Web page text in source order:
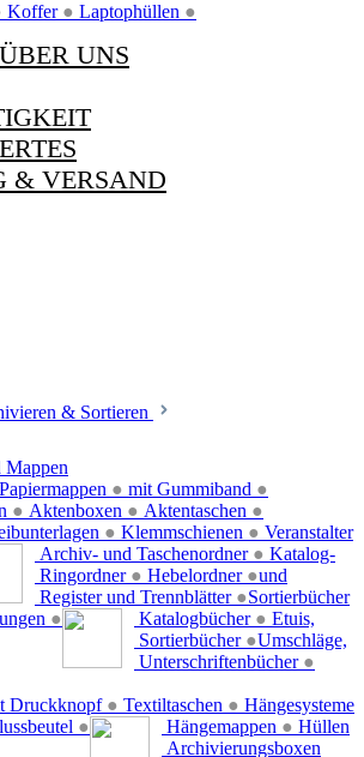
Koffer ● Laptophüllen ●
ÜBER UNS
& VERSAND
& Sortieren
Mappen
● mit Gummiband ●
● Aktenboxen ● Aktentaschen ●
● Klemmschienen ● Veranstalter
Archiv- und Taschenordner ●
Ringordner ● Hebelordner ●
Register und Trennblätter ●
●
Katalog-
und
Sortierbücher
Katalogbücher ●
Sortierbücher ●
Unterschriftenbücher ●
Etuis,
Umschläge,
Druckknopf ● Textiltaschen ●
●
Hängesysteme
Hängemappen ● Hüllen
Archivierungsboxen